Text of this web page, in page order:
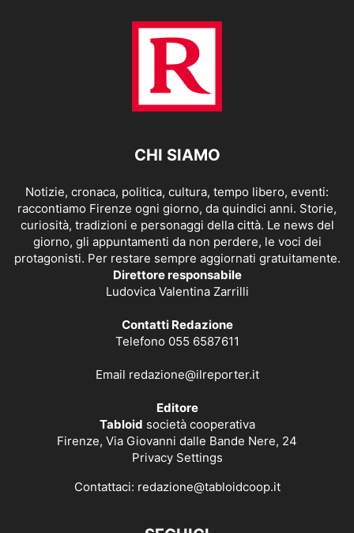
CHI SIAMO
Notizie, cronaca, politica, cultura, tempo libero, eventi:
raccontiamo Firenze ogni giorno, da quindici anni. Storie,
curiosità, tradizioni e personaggi della città. Le news del
giorno, gli appuntamenti da non perdere, le voci dei
protagonisti. Per restare sempre aggiornati gratuitamente.
Direttore responsabile
Ludovica Valentina Zarrilli
Contatti Redazione
Telefono 055 6587611
Email redazione@ilreporter.it
Editore
Tabloid società cooperativa
Firenze, Via Giovanni dalle Bande Nere, 24
Privacy Settings
Contattaci: redazione@tabloidcoop.it